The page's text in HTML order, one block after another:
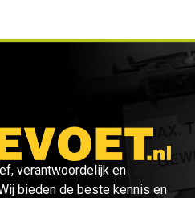
verantwoordelijk en
bieden de beste kennis en